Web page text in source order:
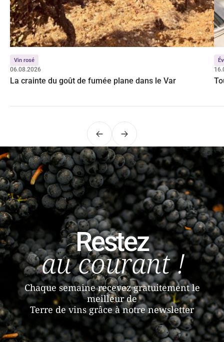
Vin rosé
06.08.2026
La crainte du goût de fumée plane dans le Var
PrécédentSuivant
Restez
au courant !
Chaque semaine recevez gratuitement le
meilleur de
Terre de vins grâce à notre newsletter